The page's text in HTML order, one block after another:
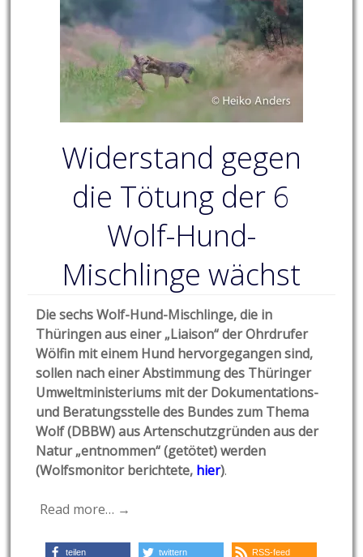
Widerstand gegen
die Tötung der 6
Wolf-Hund-
Mischlinge wächst
Die sechs Wolf-Hund-Mischlinge, die in
Thüringen aus einer „Liaison“ der Ohrdrufer
Wölfin mit einem Hund hervorgegangen sind,
sollen nach einer Abstimmung des Thüringer
Umweltministeriums mit der Dokumentations-
und Beratungsstelle des Bundes zum Thema
Wolf (DBBW) aus Artenschutzgründen aus der
Natur „entnommen“ (getötet) werden
(Wolfsmonitor berichtete, hier).
Read more… →
teilen twittern RSS-feed